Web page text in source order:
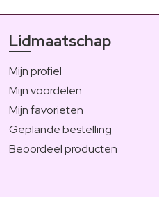
Lidmaatschap
Mijn profiel
Mijn voordelen
Mijn favorieten
Geplande bestelling
Beoordeel producten